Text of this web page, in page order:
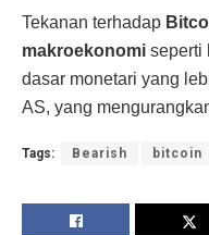
Tekanan terhadap
makroekonomi seperti
dasar monetari yang
AS, yang
Tags: Bearish bitcoin